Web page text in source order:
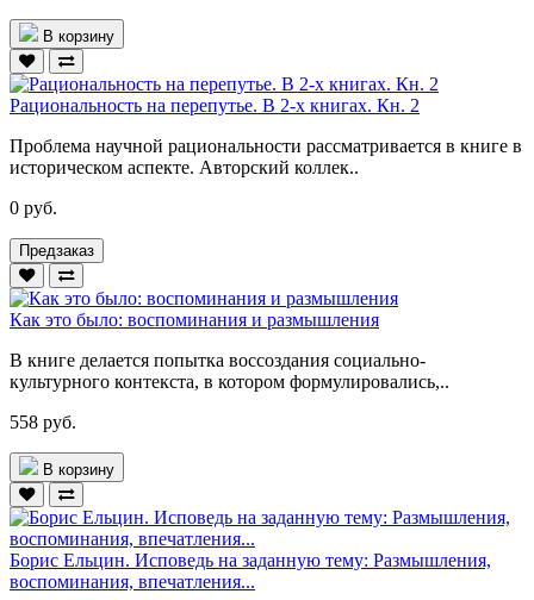
В корзину
Рациональность на перепутье. В 2-х книгах. Кн. 2
Проблема научной рациональности рассматривается в книге в
историческом аспекте. Авторский коллек..
0 руб.
Предзаказ
Как это было: воспоминания и размышления
В книге делается попытка воссоздания социально-
культурного контекста, в котором формулировались,..
558 руб.
В корзину
Борис Ельцин. Исповедь на заданную тему: Размышления,
воспоминания, впечатления...